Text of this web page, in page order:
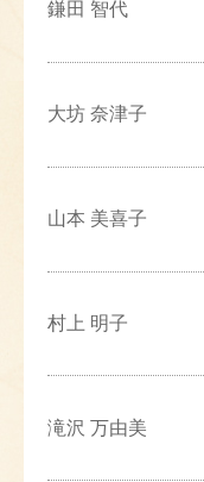
鎌田 智代
大坊 奈津子
山本 美喜子
村上 明子
滝沢 万由美